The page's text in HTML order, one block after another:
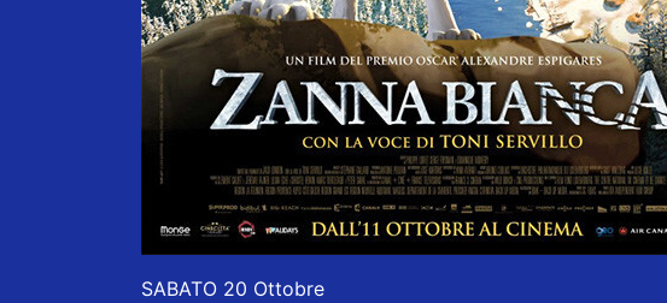
SABATO 20 Ottobre